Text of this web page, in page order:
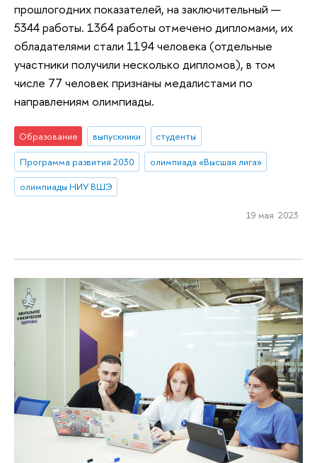
прошлогодних показателей, на заключительный —
5344 работы. 1364 работы отмечено дипломами, их
обладателями стали 1194 человека (отдельные
участники получили несколько дипломов), в том
числе 77 человек признаны медалистами по
направлениям олимпиады.
Образование выпускники
студенты
Программа развития 2030
олимпиада «Высшая лига»
олимпиады НИУ ВШЭ
19 мая 2023